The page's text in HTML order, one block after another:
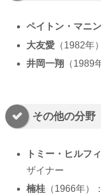
ペイトン・マニ
大友愛 （1982年
井岡一翔
（1989
その他の分野
トミー・ヒルフ
ザイナー
楠桂 （1966年）